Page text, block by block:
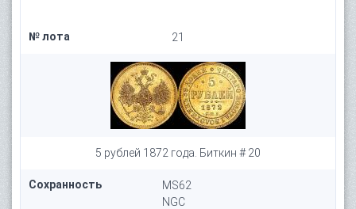
№ лота 21
5 рублей 1872 года. Биткин # 20
Сохранность
MS62
NGC